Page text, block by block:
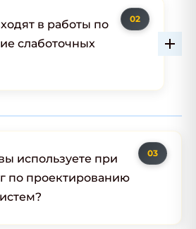
в работы по
слаботочных
используете при
по проектированию